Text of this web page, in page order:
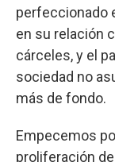
perfeccionado
en su relación
cárceles, y el
sociedad no
más de fondo.
Empecemos
proliferación